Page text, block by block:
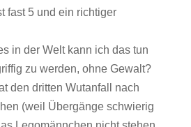
fast 5 und ein richtiger
in der Welt kann ich das tun
zu werden, ohne Gewalt?
den dritten Wutanfall nach
(weil Übergänge schwierig